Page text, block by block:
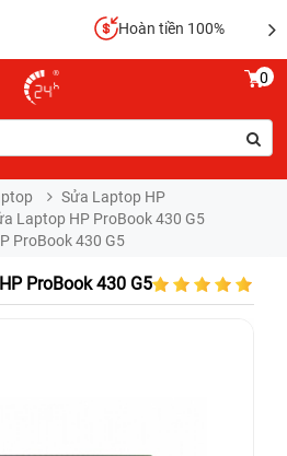
Hoàn tiền 100%
0
Sửa Laptop HP
Laptop HP ProBook 430 G5
ProBook 430 G5
ProBook 430 G5